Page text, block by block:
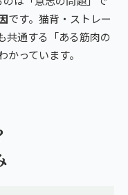
です。猫背・ストレー
共通する「ある筋肉の
っています。